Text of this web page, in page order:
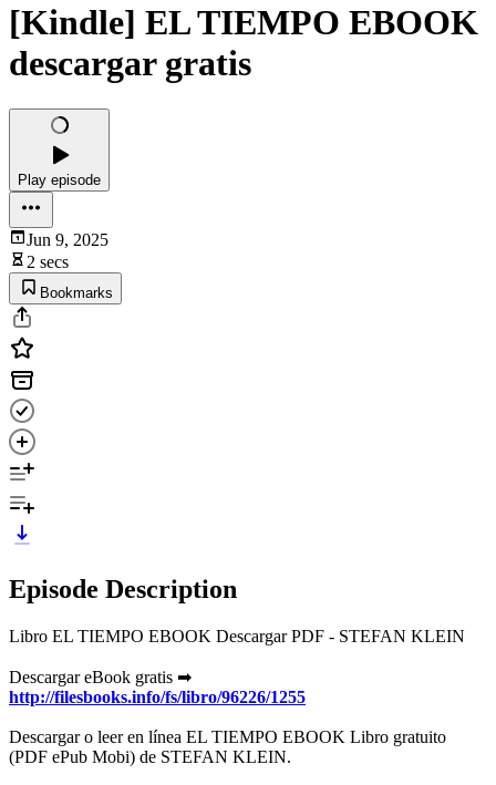
[Kindle] EL TIEMPO EBOOK
descargar gratis
Play episode
Jun 9, 2025
2 secs
Bookmarks
Episode Description
Libro EL TIEMPO EBOOK Descargar PDF - STEFAN KLEIN
Descargar eBook gratis ➡
http://filesbooks.info/fs/libro/96226/1255
Descargar o leer en línea EL TIEMPO EBOOK Libro gratuito
(PDF ePub Mobi) de STEFAN KLEIN.